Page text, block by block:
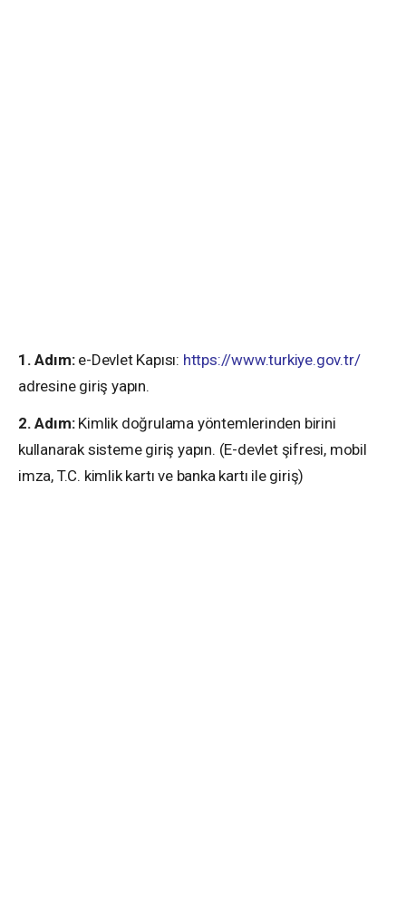
1. Adım:e-Devlet Kapısı: https://www.turkiye.gov.tr/
adresine giriş yapın.
2. Adım:Kimlik doğrulama yöntemlerinden birini
kullanarak sisteme giriş yapın. (E-devlet şifresi, mobil
imza, T.C. kimlik kartı ve banka kartı ile giriş)